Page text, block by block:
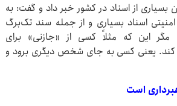
از اسناد در کشور خبر داد و گفت: به
اسناد بسیاری و از جمله سند تک‌برگ
این که مثلاً کسی از «جازنی» برای
کند. یعنی کسی به جای شخص دیگری برود و